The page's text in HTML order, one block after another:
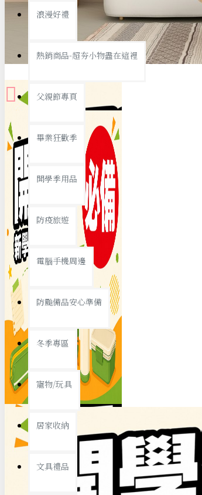
置物架/收納櫃
銅板精選
19元專區
39元專區
節慶熱賣
春節/新年
浪漫好禮
熱銷商品-超夯小物盡在這裡
父親節專頁
畢業狂歡季
開學季用品
防疫旅遊
電腦手機周邊
防颱備品安心準備
冬季專區
寵物/玩具
居家收納
文具禮品